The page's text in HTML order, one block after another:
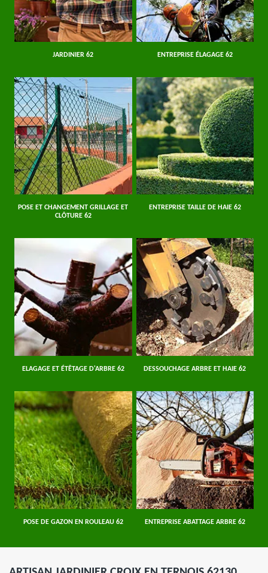
JARDINIER 62 ENTREPRISE ÉLAGAGE 62
POSE ET CHANGEMENT GRILLAGE ET
CLÔTURE 62
ENTREPRISE TAILLE DE HAIE 62
ELAGAGE ET ÉTÊTAGE D'ARBRE 62 DESSOUCHAGE ARBRE ET HAIE 62
POSE DE GAZON EN ROULEAU 62 ENTREPRISE ABATTAGE ARBRE 62